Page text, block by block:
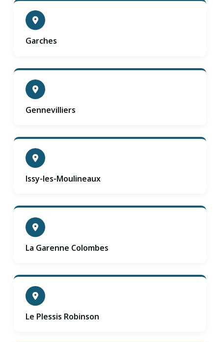
Garches
Gennevilliers
Issy-les-Moulineaux
La Garenne Colombes
Le Plessis Robinson